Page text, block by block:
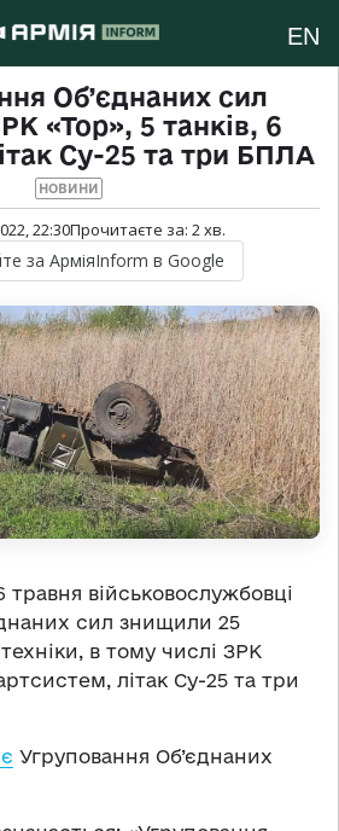
EN
Об’єднаних сил
«Тор», 5 танків, 6
Су-25 та три БПЛА
НОВИНИ
22:30Прочитаєте за: 2хв.
за АрміяInform в Google
травня військовослужбовці
сил знищили 25
в тому числі ЗРК
літак Су-25 та три
Угруповання Об’єднаних